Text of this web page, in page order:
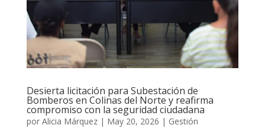
Desierta licitación para Subestación de
Bomberos en Colinas del Norte y reafirma
compromiso con la seguridad ciudadana
por Alicia Márquez| May 20, 2026 | Gestión